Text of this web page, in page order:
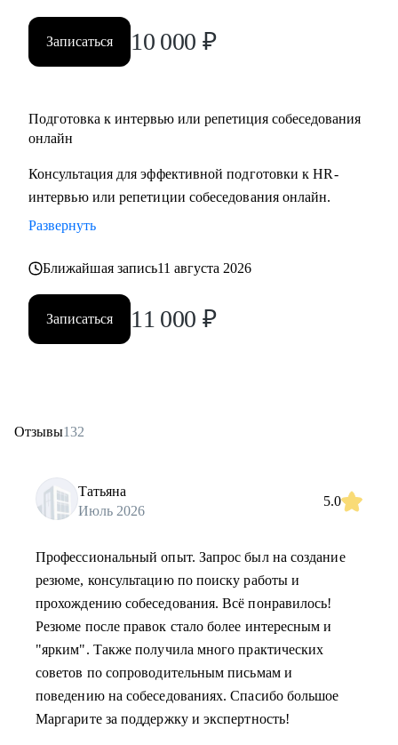
Записаться 10 000 ₽
Подготовка к интервью или репетиция собеседования
онлайн
Консультация для эффективной подготовки к HR-
интервью или репетиции собеседования онлайн.
Развернуть
Ближайшая запись11 августа 2026
Записаться 11 000 ₽
Отзывы132
Татьяна
Июль 2026
5.0
Профессиональный опыт. Запрос был на создание
резюме, консультацию по поиску работы и
прохождению собеседования. Всё понравилось!
Резюме после правок стало более интересным и
"ярким". Также получила много практических
советов по сопроводительным письмам и
поведению на собеседованиях. Спасибо большое
Маргарите за поддержку и экспертность!